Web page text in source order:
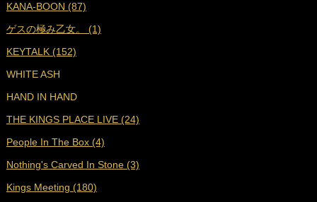
■2021年11月 (23)
■2021年10月 (25)
■2021年9月 (29)
■2021年8月 (31)
■2021年7月 (38)
■2021年6月 (36)
■2021年5月 (27)
■2021年4月 (35)
■2021年3月 (33)
KANA-BOON (87)
ゲスの極み乙女。 (1)
KEYTALK (152)
WHITE ASH
HAND IN HAND
THE KINGS PLACE LIVE (24)
People In The Box (4)
Nothing's Carved In Stone (3)
Kings Meeting (180)